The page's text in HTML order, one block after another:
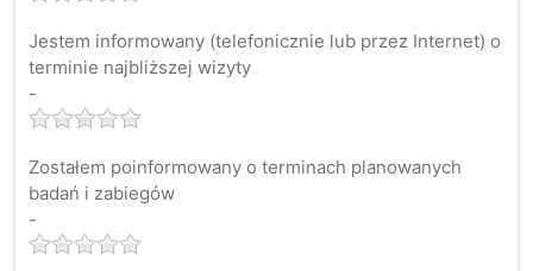
Jestem informowany (telefonicznie lub przez Internet) o
terminie najbliższej wizyty
-
Zostałem poinformowany o terminach planowanych
badań i zabiegów
-